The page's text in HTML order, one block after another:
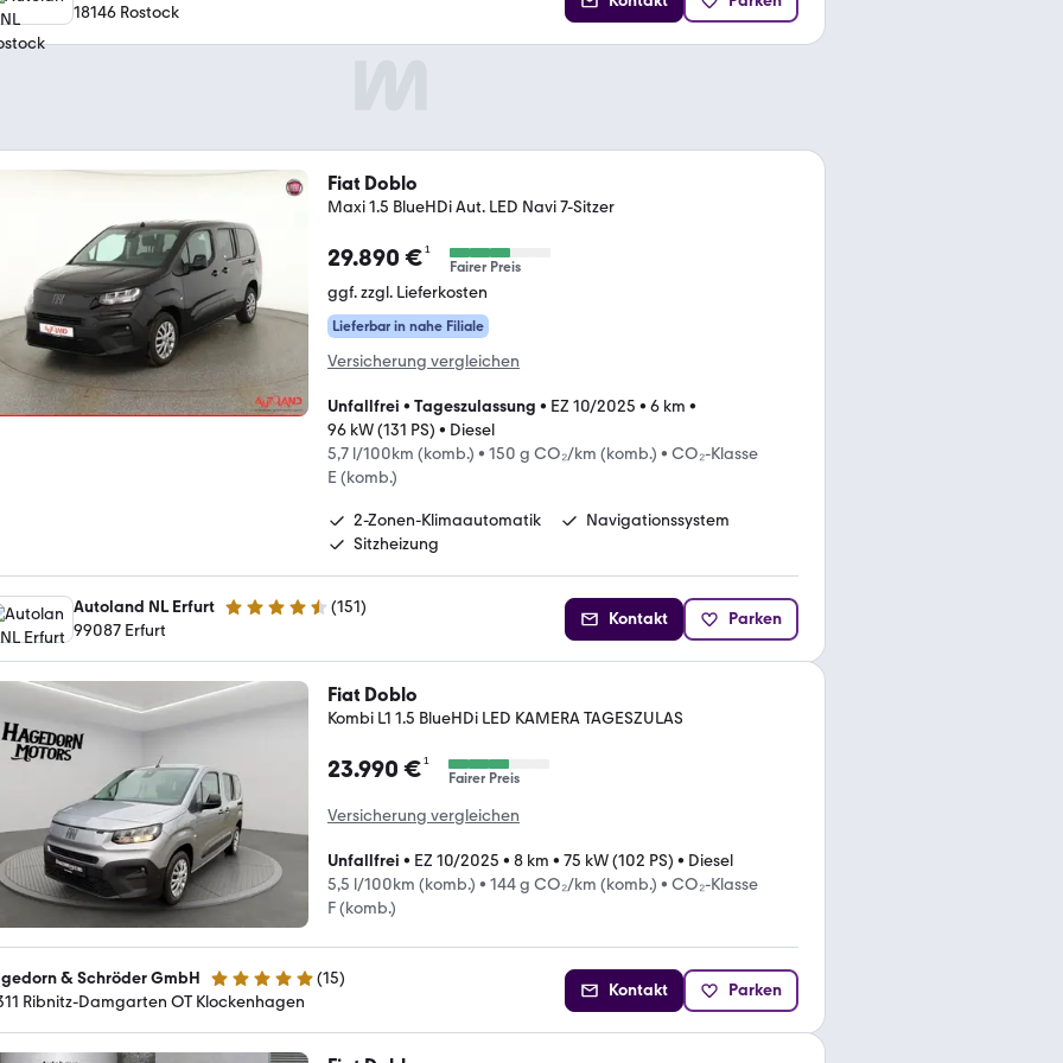
18146 Rostock
Fiat Doblo
Maxi 1.5 BlueHDi Aut. LED Navi 7-Sitzer
29.890 €¹
Fairer Preis
ggf. zzgl. Lieferkosten
Lieferbar in nahe Filiale
Versicherung vergleichen
Unfallfrei • Tageszulassung • EZ 10/2025 • 6 km •
96 kW (131 PS) • Diesel
5,7 l/100km (komb.) • 150 g CO₂/km (komb.) • CO₂-Klasse
E (komb.)
2-Zonen-Klimaautomatik
Navigationssystem
Sitzheizung
Autoland NL Erfurt 4.5 Sterne (151)
99087 Erfurt
Kontakt Parken
Fiat Doblo
Kombi L1 1.5 BlueHDi LED KAMERA TAGESZULAS
23.990 €¹
Fairer Preis
Versicherung vergleichen
Unfallfrei • EZ 10/2025 • 8 km • 75 kW (102 PS) • Diesel
5,5 l/100km (komb.) • 144 g CO₂/km (komb.) • CO₂-Klasse
F (komb.)
& Schröder GmbH 5 Sterne (15)
Ribnitz-Damgarten OT Klockenhagen
Kontakt Parken